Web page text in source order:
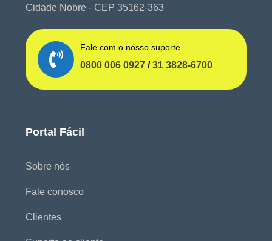
Cidade Nobre - CEP 35162-363
Fale com o nosso suporte
0800 006 0927 /31 3828-6700
Portal Fácil
Sobre nós
Fale conosco
Clientes